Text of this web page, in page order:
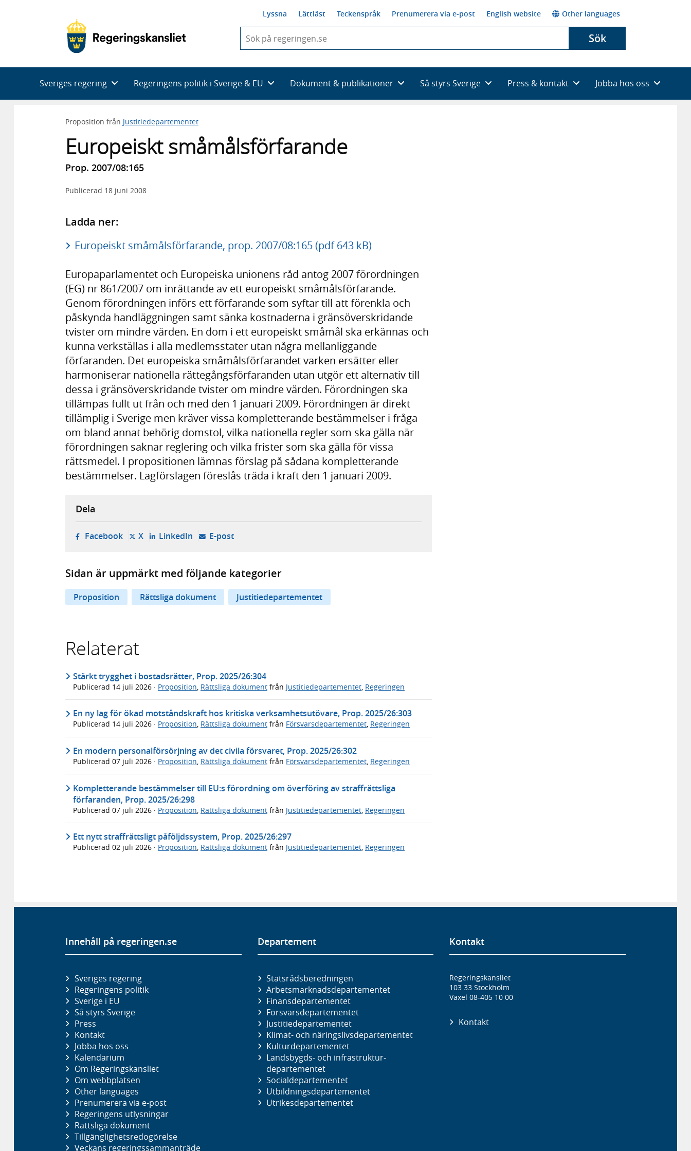
Lyssna Lättläst Teckenspråk Prenumerera via e-post English website Other languages
du
skriva
framträder
en
Sök
Sveriges regering Regeringens politik i Sverige & EU Dokument & publikationer Så styrs Sverige Press & kontakt Jobba hos oss
Proposition från Justitiedepartementet
Europeiskt småmålsförfarande
Prop. 2007/08:165
Publicerad 18 juni 2008
Ladda ner:
Europeiskt småmålsförfarande, prop. 2007/08:165 (pdf 643 kB)
Europaparlamentet och Europeiska unionens råd antog 2007 förordningen
(EG) nr 861/2007 om inrättande av ett europeiskt småmålsförfarande.
Genom förordningen införs ett förfarande som syftar till att förenkla och
påskynda handläggningen samt sänka kostnaderna i gränsöverskridande
tvister om mindre värden. En dom i ett europeiskt småmål ska erkännas och
kunna verkställas i alla medlemsstater utan några mellanliggande
förfaranden. Det europeiska småmålsförfarandet varken ersätter eller
harmoniserar nationella rättegångsförfaranden utan utgör ett alternativ till
dessa i gränsöverskridande tvister om mindre värden. Förordningen ska
tillämpas fullt ut från och med den 1 januari 2009. Förordningen är direkt
tillämplig i Sverige men kräver vissa kompletterande bestämmelser i fråga
om bland annat behörig domstol, vilka nationella regler som ska gälla när
förordningen saknar reglering och vilka frister som ska gälla för vissa
rättsmedel. I propositionen lämnas förslag på sådana kompletterande
bestämmelser. Lagförslagen föreslås träda i kraft den 1 januari 2009.
Dela
Facebook- öppnas i ny flik, extern webbplats,
X- öppnas i ny flik, extern webbplats,
LinkedIn- öppnas i ny flik, extern webbplats,
E-post- öppnar din e-postklient,
Sidan är uppmärkt med följande kategorier
Proposition Rättsliga dokument Justitiedepartementet
Relaterat
Stärkt trygghet i bostadsrätter, Prop. 2025/26:304
Publicerad 14 juli 2026 · Proposition Rättsliga dokument från Justitiedepartementet Regeringen
En ny lag för ökad motståndskraft hos kritiska verksamhetsutövare, Prop. 2025/26:303
Publicerad 14 juli 2026 · Proposition, Rättsliga dokument från Försvarsdepartementet, Regeringen
En modern personalförsörjning av det civila försvaret, Prop. 2025/26:302
Publicerad 07 juli 2026 · Proposition, Rättsliga dokument från Försvarsdepartementet, Regeringen
Kompletterande bestämmelser till EU:s förordning om överföring av straffrättsliga
förfaranden, Prop. 2025/26:298
Publicerad 07 juli 2026 · Proposition Rättsliga dokument från Justitiedepartementet Regeringen
Ett nytt straffrättsligt påföljdssystem, Prop. 2025/26:297
Publicerad 02 juli 2026 · Proposition, Rättsliga dokument från Justitiedepartementet, Regeringen
Innehåll på regeringen.se
Sveriges regering
Regeringens politik
Sverige i EU
Så styrs Sverige
Press
Kontakt
Jobba hos oss
Kalendarium
Om Regeringskansliet
Om webbplatsen
Other languages
Prenumerera via e-post
Regeringens utlysningar
Rättsliga dokument
Tillgänglighetsredogörelse
Veckans regeringssammanträde
Departement
Statsrådsberedningen
Arbetsmarknads­departementet
Finans­departementet
Försvars­departementet
Justitie­departementet
Klimat- och näringslivs­departementet
Kultur­departementet
Landsbygds- och infrastruktur­
departementet
Social­departementet
Utbildnings­departementet
Utrikes­departementet
Kontakt
Regeringskansliet
103 33 Stockholm
Växel 08-405 10 00
Kontakt